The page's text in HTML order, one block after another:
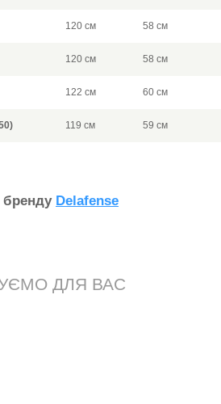
120 см 58 см
120 см 58 см
122 см 60 см
119 см 59 см
Delafense
ДЛЯ ВАС